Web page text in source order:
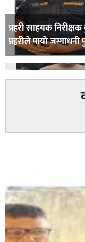
प्रहरी साहयक
प्रहरीले पायाे जग्गाधनी